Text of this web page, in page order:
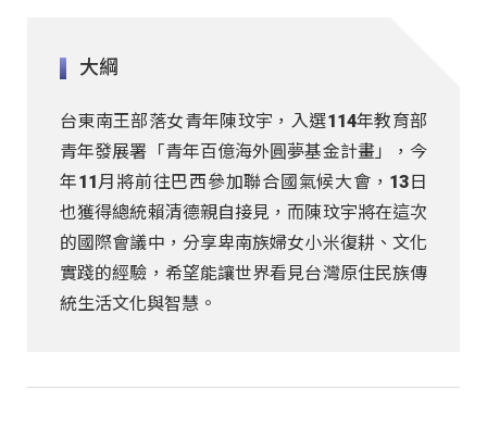
大綱
台東南王部落女青年陳玟宇，入選114年教育部
青年發展署「青年百億海外圓夢基金計畫」，今
年11月將前往巴西參加聯合國氣候大會，13日
也獲得總統賴清德親自接見，而陳玟宇將在這次
的國際會議中，分享卑南族婦女小米復耕、文化
實踐的經驗，希望能讓世界看見台灣原住民族傳
統生活文化與智慧。